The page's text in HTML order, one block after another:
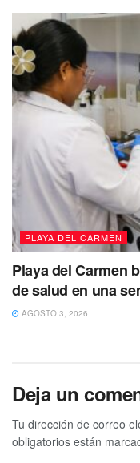
PLAYA DEL CARMEN
Playa del Carmen
de salud en una
AGOSTO 3, 2026
Deja un
Tu dirección de correo
obligatorios están